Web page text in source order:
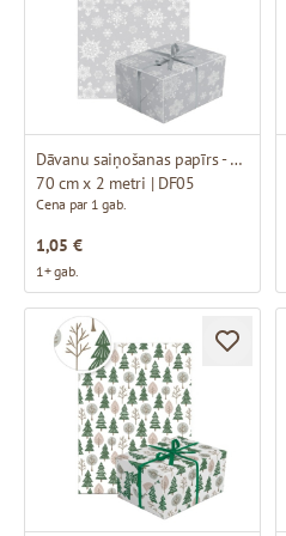
Dāvanu saiņošanas papīrs - sudraba, ar dizainu
70 cm x 2 metri | DF05
Cena par 1 gab.
1,05 €
1+ gab.